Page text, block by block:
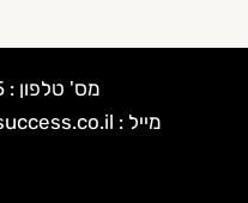
מס' טלפון : 055-269-9745
מייל : Contact@addiction2success.co.il